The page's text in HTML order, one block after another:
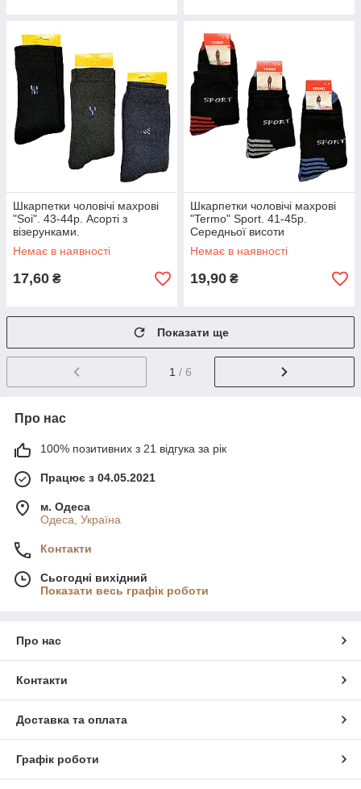
Шкарпетки чоловічі махрові
"Soi". 43-44р. Асорті з
візерунками.
Немає в наявності
17,60 ₴
Шкарпетки чоловічі махрові
"Termo" Sport. 41-45р.
Середньої висоти
Немає в наявності
19,90 ₴
Показати ще
1 / 6
Про нас
100% позитивних з 21 відгука за рік
Працює з 04.05.2021
м. Одеса
Одеса, Україна
Контакти
Сьогодні вихідний
Показати весь графік роботи
Про нас
Контакти
Доставка та оплата
Графік роботи